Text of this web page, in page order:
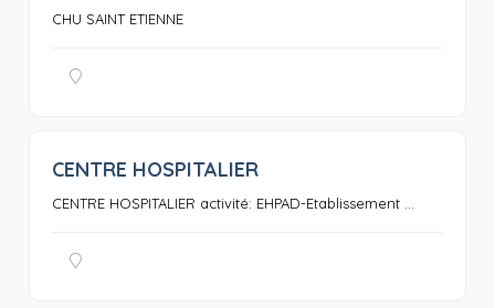
CHU SAINT ETIENNE
CENTRE HOSPITALIER
CENTRE HOSPITALIER activité: EHPAD-Etablissement ...